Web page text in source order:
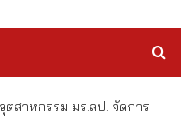
ตสาหกรรม มร.ลป. จัดการ